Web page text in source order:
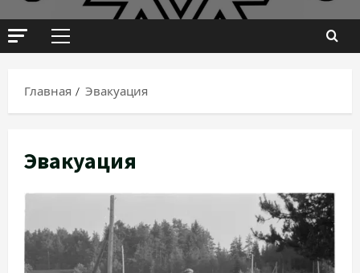
Главная Эвакуация
Эвакуация